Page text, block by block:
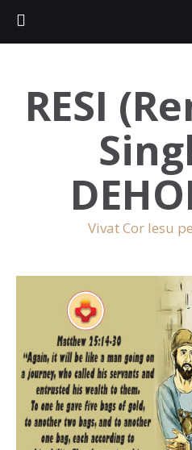
RESI
Vivat Cor Iesu